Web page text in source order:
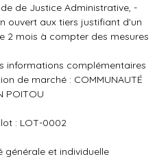
de Justice Administrative, -
ouvert aux tiers justifiant d'un
2 mois à compter des mesures
informations complémentaires
de marché : COMMUNAUTÉ
POITOU
: LOT-0002
générale et individuelle